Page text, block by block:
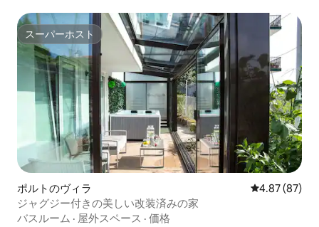
スーパーホスト
スーパーホスト
ポルトのヴィラ レビュー87
4.87 (87)
ジャグジー付きの美しい改装済みの家
バスルーム · 屋外スペース · 価格